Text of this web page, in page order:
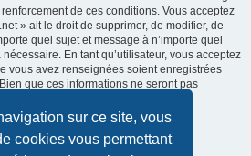
sur ce site, vous
cookies vous permettant
de ces conditions. Vous acceptez
» ait le droit de supprimer, de modifier, de
quel sujet et message à n’importe quel
En tant qu’utilisateur, vous acceptez
vous avez renseignées soient enregistrées
que ces informations ne seront pas
ne pourront être tenus comme
de piratage informatique visant à